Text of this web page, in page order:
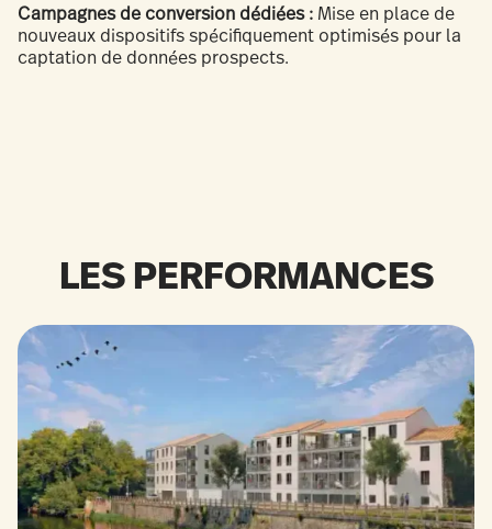
Campagnes de conversion dédiées : Mise en place de
nouveaux dispositifs spécifiquement optimisés pour la
captation de données prospects.
LES PERFORMANCES